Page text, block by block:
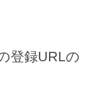
登録URLの